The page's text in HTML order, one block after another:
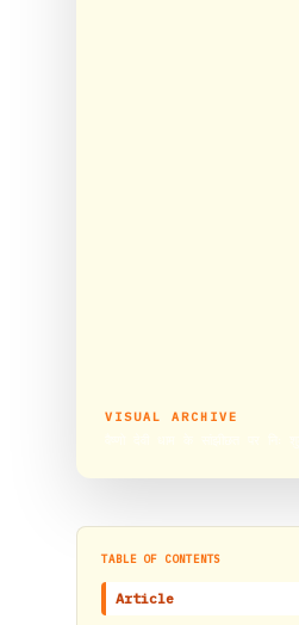
VISUAL ARCHIVE
TABLE OF CONTENTS
Article